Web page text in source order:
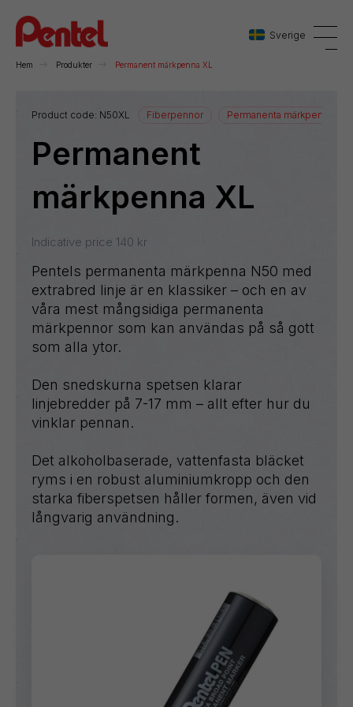
Sverige
Danmark
Sverige
Hem Produkter Permanent märkpenna XL
Product code: N50XL Fiberpennor Permanenta märkpennor
Permanent
märkpenna XL
Indicative price 140 kr
Pentels permanenta märkpenna N50 med
extrabred linje är en klassiker – och en av
våra mest mångsidiga permanenta
märkpennor som kan användas på så gott
som alla ytor.
Den snedskurna spetsen klarar
linjebredder på 7-17 mm – allt efter hur du
vinklar pennan.
Det alkoholbaserade, vattenfasta bläcket
ryms i en robust aluminiumkropp och den
starka fiberspetsen håller formen, även vid
långvarig användning.